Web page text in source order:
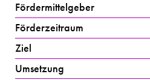
Fördermittelgeber
Förderzeitraum
Ziel
Umsetzung